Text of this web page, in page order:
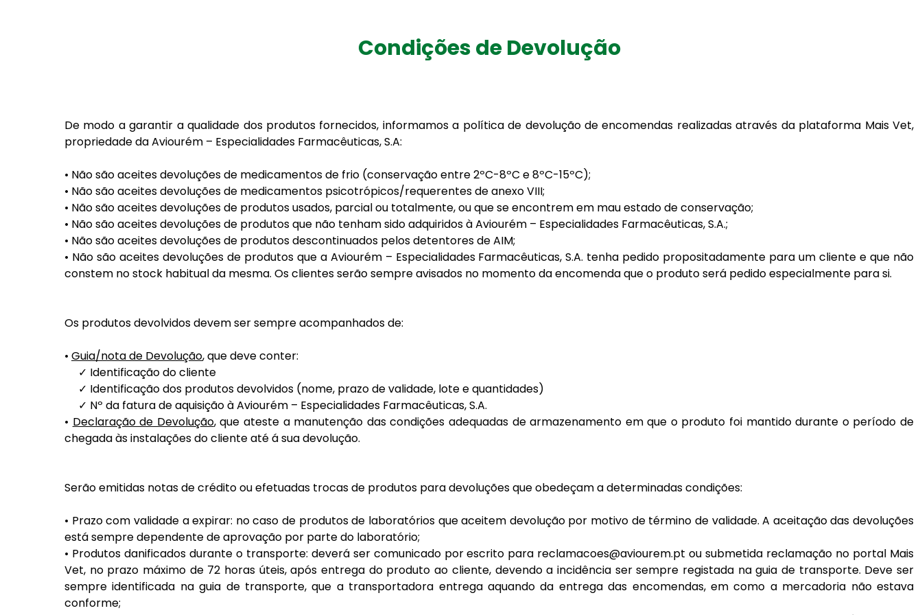
Condições de Devolução
De modo a garantir a qualidade dos produtos fornecidos, informamos a política de devolução de encomendas realizadas através da plataforma Mais Vet,
propriedade da Aviourém – Especialidades Farmacêuticas, S.A:
• Não são aceites devoluções de medicamentos de frio (conservação entre 2ºC-8ºC e 8ºC-15ºC);
• Não são aceites devoluções de medicamentos psicotrópicos/requerentes de anexo VIII;
• Não são aceites devoluções de produtos usados, parcial ou totalmente, ou que se encontrem em mau estado de conservação;
• Não são aceites devoluções de produtos que não tenham sido adquiridos à Aviourém – Especialidades Farmacêuticas, S.A.;
• Não são aceites devoluções de produtos descontinuados pelos detentores de AIM;
• Não são aceites devoluções de produtos que a Aviourém – Especialidades Farmacêuticas, S.A. tenha pedido propositadamente para um cliente e que não
constem no stock habitual da mesma. Os clientes serão sempre avisados no momento da encomenda que o produto será pedido especialmente para si.
Os produtos devolvidos devem ser sempre acompanhados de:
• Guia/nota de Devolução, que deve conter:
✓ Identificação do cliente
✓ Identificação dos produtos devolvidos (nome, prazo de validade, lote e quantidades)
✓ Nº da fatura de aquisição à Aviourém – Especialidades Farmacêuticas, S.A.
• Declaração de Devolução, que ateste a manutenção das condições adequadas de armazenamento em que o produto foi mantido durante o período de
chegada às instalações do cliente até á sua devolução.
Serão emitidas notas de crédito ou efetuadas trocas de produtos para devoluções que obedeçam a determinadas condições:
• Prazo com validade a expirar: no caso de produtos de laboratórios que aceitem devolução por motivo de término de validade. A aceitação das devoluções
está sempre dependente de aprovação por parte do laboratório;
• Produtos danificados durante o transporte: deverá ser comunicado por escrito para reclamacoes@aviourem.pt ou submetida reclamação no portal Mais
Vet, no prazo máximo de 72 horas úteis, após entrega do produto ao cliente, devendo a incidência ser sempre registada na guia de transporte. Deve ser
sempre identificada na guia de transporte, que a transportadora entrega aquando da entrega das encomendas, em como a mercadoria não estava
conforme;